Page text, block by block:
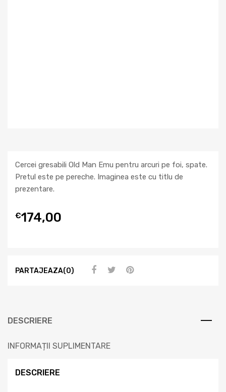
Cercei gresabili Old Man Emu pentru arcuri pe foi, spate.
Pretul este pe pereche. Imaginea este cu titlu de
prezentare.
€174,00
PARTAJEAZA(0)
DESCRIERE
INFORMAȚII SUPLIMENTARE
DESCRIERE